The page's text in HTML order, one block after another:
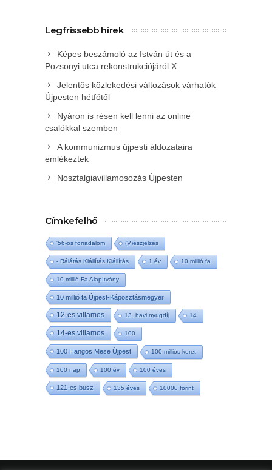
Legfrissebb hírek
Képes beszámoló az István út és a
Pozsonyi utca rekonstrukciójáról X.
Jelentős közlekedési változások várhatók
Újpesten hétfőtől
Nyáron is résen kell lenni az online
csalókkal szemben
A kommunizmus újpesti áldozataira
emlékeztek
Nosztalgiavillamosozás Újpesten
Címkefelhő
'56-os forradalom (V)észjelzés
- Rálátás Kiállítás Kiállítás 1 év 10 millió fa
10 millió Fa Alapítvány
10 millió fa Újpest-Káposztásmegyer
12-es villamos 13. havi nyugdíj 14
14-es villamos 100
100 Hangos Mese Újpest 100 milliós keret
100 nap 100 év 100 éves
121-es busz 135 éves 10000 forint